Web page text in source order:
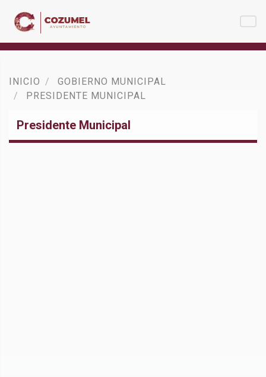
INICIO
GOBIERNO MUNICIPAL
PRESIDENTE MUNICIPAL
Presidente Municipal